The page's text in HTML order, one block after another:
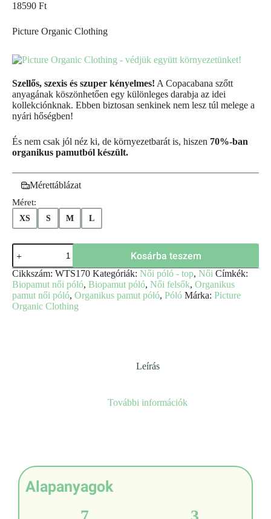
18590 Ft
Picture Organic Clothing
Szellős, szexis és szuper kényelmes! A Copacabana szőtt
anyagának köszönhetően egy különleges darabja az idei
kollekciónknak. Ebben biztosan senkinek nem lesz túl melege a
nyári hőségben!
És nem csak jól néz ki, de környezetbarát is, hiszen 70%-ban
organikus pamutból készült.
Mérettáblázat
Méret:
XS S M L
Kosárba teszem
Cikkszám: WTS170 Kategóriák: Női póló - top, Női Címkék:
Biopamut női póló, Biopamut póló, Női felsők, Organikus
pamut női póló, Organikus pamut póló, Póló Márka: Picture
Organic Clothing
Leírás
További információk
Alapanyagok